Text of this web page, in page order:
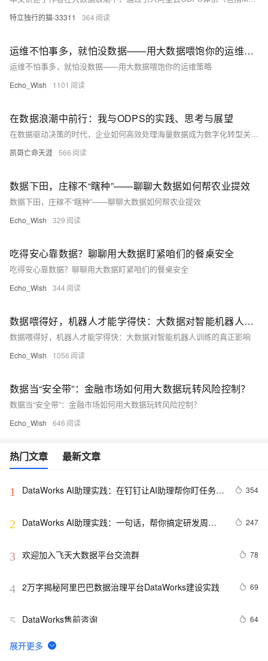
特立独行的猫-33311 364
运维不怕事多，就怕没数据——用大数据喂饱你的运维策略
运维不怕事多，就怕没数据——用大数据喂饱你的运维策略
Echo_Wish 1101
在数据浪潮中前行：我与ODPS的实践、思考与展望
在数据驱动决策的时代，企业如何高效处理海量数据成为数字化转型关键。本文结合作者实践，深入解析阿里云自研大数据平台 ODPS 的技术优势与应用场景，涵盖 MaxCompute、DataWorks、Hologres 等核心产品，分享从数据治理到实时分析的落地经验，并展望其在 AI 与向量数据时代的发展前景。
凯哥亡命天涯 566
数据下田，庄稼不“瞎种”——聊聊大数据如何帮农业提效
数据下田，庄稼不“瞎种”——聊聊大数据如何帮农业提效
Echo_Wish 329
吃得安心靠数据？聊聊用大数据盯紧咱们的餐桌安全
吃得安心靠数据？聊聊用大数据盯紧咱们的餐桌安全
Echo_Wish 344
数据喂得好，机器人才能学得快：大数据对智能机器人训练的真正影响
数据喂得好，机器人才能学得快：大数据对智能机器人训练的真正影响
Echo_Wish 1056
数据当“安全带”：金融市场如何用大数据玩转风险控制？
数据当“安全带”：金融市场如何用大数据玩转风险控制？
Echo_Wish 646
热门文章 最新文章
1
DataWorks AI助理实践：在钉钉让AI助理帮你盯任务、
354
2
DataWorks AI助理实践：一句话，帮你搞定研发周
247
3 欢迎加入飞天大数据平台交流群 78
4 2万字揭秘阿里巴巴数据治理平台DataWorks建设实践 69
5 DataWorks售前咨询 64
6 DataWorks数据源问题之数据集成任务报错如何解决